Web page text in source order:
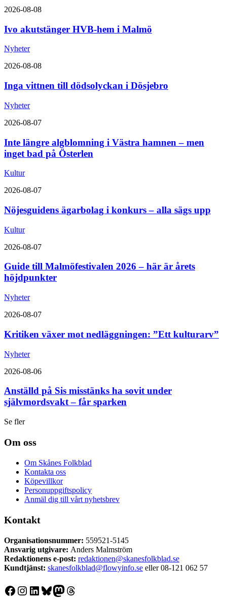
2026-08-08
Ivo akutstänger HVB-hem i Malmö
Nyheter
2026-08-08
Inga vittnen till dödsolyckan i Dösjebro
Nyheter
2026-08-07
Inte längre algblomning i Västra hamnen – men
inget bad på Österlen
Kultur
2026-08-07
Nöjesguidens ägarbolag i konkurs – alla sägs upp
Kultur
2026-08-07
Guide till Malmöfestivalen 2026 – här är årets
höjdpunkter
Nyheter
2026-08-07
Kritiken växer mot nedläggningen: ”Ett kulturarv”
Nyheter
2026-08-06
Anställd på Sis misstänks ha sovit under
självmordsvakt – får sparken
Se fler
Om oss
Om Skånes Folkblad
Kontakta oss
Köpevillkor
Personuppgiftspolicy
Anmäl dig till vårt nyhetsbrev
Kontakt
Organisationsnummer: 559521-5145
Ansvarig utgivare: Anders Malmström
Redaktionens e-post: redaktionen@skanesfolkblad.se
Kundtjänst: skanesfolkblad@flowyinfo.se eller 08-121 062 57
Facebook
Instagram
LinkedIn
Bluesky
Mastodon
Threads